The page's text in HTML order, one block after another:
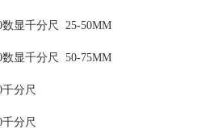
数显千分尺 25-50MM
数显千分尺 50-75MM
分尺
分尺